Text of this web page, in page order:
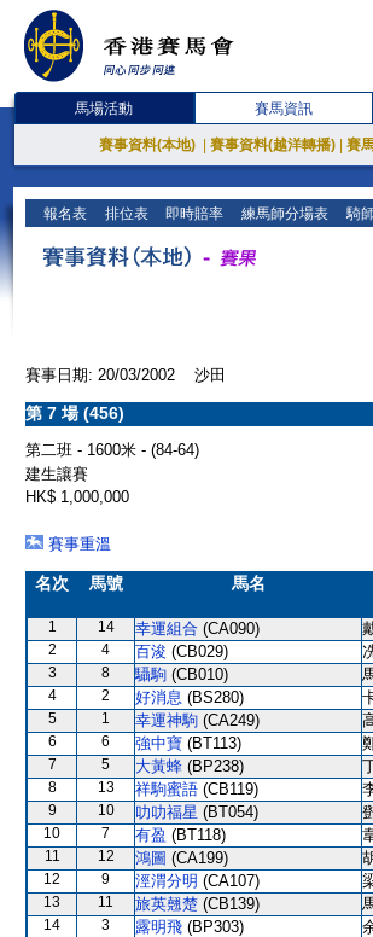
馬場活動 賽馬資訊
賽事資料(本地) 賽事資料(越洋轉播) 賽
報名表 排位表 即時賠率 練馬師分場表 騎
賽事日期: 20/03/2002 沙田
第 7 場 (456)
第二班 - 1600米 - (84-64)
建生讓賽
HK$ 1,000,000
賽事重溫
名次 馬號 馬名
1 14 幸運組合 (CA090)
2
4 百浚 (CB029)
3
8 䯀駒 (CB010)
4
2 好消息 (BS280)
5
1 幸運神駒 (CA249)
6
6 強中寶 (BT113)
7
5 大黃蜂 (BP238)
8
13 祥駒蜜語 (CB119)
9
10 叻叻福星 (BT054)
10
7 有盈 (BT118)
11
12 鴻圖 (CA199)
12
9 涇渭分明 (CA107)
13
11 旅英翹楚 (CB139)
14
3 露明飛 (BP303)